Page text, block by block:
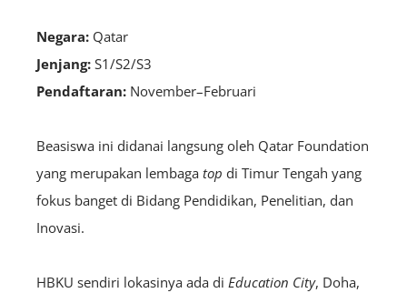
Negara: Qatar
Jenjang: S1/S2/S3
Pendaftaran: November–Februari
Beasiswa ini didanai langsung oleh Qatar Foundation
yang merupakan lembaga top di Timur Tengah yang
fokus banget di Bidang Pendidikan, Penelitian, dan
Inovasi.
HBKU sendiri lokasinya ada di Education City, Doha,